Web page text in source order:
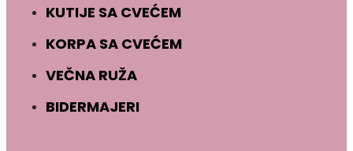
KUTIJE SA CVEĆEM
KORPA SA CVEĆEM
VEČNA RUŽA
BIDERMAJERI